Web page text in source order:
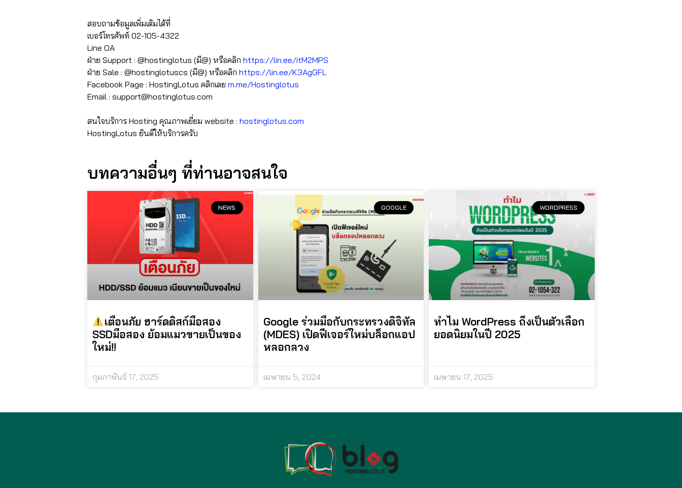
สอบถามข้อมูลเพิ่มเติมได้ที่
เบอร์โทรศัพท์ 02-105-4322
Line OA
ฝ่าย Support : @hostinglotus (มี@) หรือคลิก https://lin.ee/itM2MPS
ฝ่าย Sale : @hostinglotuscs (มี@) หรือคลิก https://lin.ee/K3AgGFL
Facebook Page : HostingLotus คลิกเลย m.me/Hostinglotus
Email : support@hostinglotus.com
สนใจบริการ Hosting คุณภาพเยี่ยม website : hostinglotus.com
HostingLotus ยินดีให้บริการครับ
บทความอื่นๆ ที่ท่านอาจสนใจ
NEWS
เตือนภัย ฮาร์ดดิสก์มือสอง
SSDมือสอง ย้อมแมวขายเป็นของ
ใหม่!!
กุมภาพันธ์ 17, 2025
GOOGLE
Google ร่วมมือกับกระทรวงดิจิทัล
(MDES) เปิดฟีเจอร์ใหม่บล็อกแอป
หลอกลวง
เมษายน 5, 2024
WORDPRESS
ทำไม WordPress ถึงเป็นตัวเลือก
ยอดนิยมในปี 2025
เมษายน 17, 2025